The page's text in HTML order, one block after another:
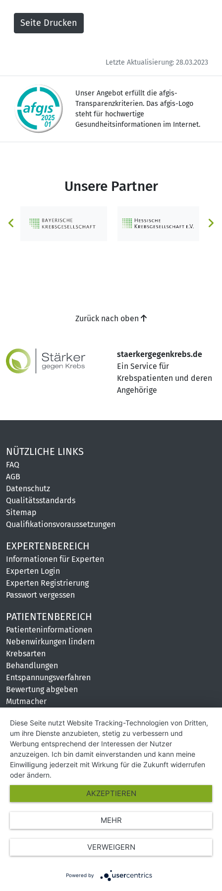
Letzte Aktualisierung: 28.03.2023
Unser Angebot erfüllt die afgis-
Transparenzkriterien. Das afgis-Logo
steht für hochwertige
Gesundheitsinformationen im Internet.
Unsere Partner
staerkergegenkrebs.de
Ein Service für
Krebspatienten und deren
Angehörige
Zurück nach oben
NÜTZLICHE LINKS
FAQ
AGB
Datenschutz
Qualitätsstandards
Sitemap
Qualifikationsvoraussetzungen
EXPERTENBEREICH
Informationen für Experten
Experten Login
Experten Registrierung
Passwort vergessen
PATIENTENBEREICH
Patienteninformationen
Nebenwirkungen lindern
Krebsarten
Behandlungen
Entspannungsverfahren
Bewertung abgeben
Mutmacher
KONTAKT
Impressum
Hilfe und Kontakt
Partner
Presse
Über Uns
© Copyright 2026 SGK Stärker gegen Krebs
Diese Seite nutzt Website Tracking-Technologien von Dritten,
um ihre Dienste anzubieten, stetig zu verbessern und
Werbung entsprechend der Interessen der Nutzer
anzuzeigen. Ich bin damit einverstanden und kann meine
Einwilligung jederzeit mit Wirkung für die Zukunft widerrufen
oder ändern.
VERWEIGERN
AKZEPTIEREN
MEHR
Powered by